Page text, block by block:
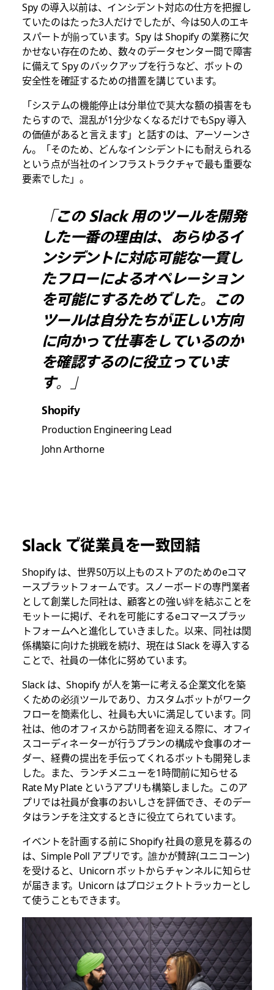
Spy の導入以前は、インシデント対応の仕方を把握し
ていたのはたった3人だけでしたが、今は50人のエキ
スパートが揃っています。Spy は Shopify の業務に欠
かせない存在のため、数々のデータセンター間で障害
に備えて Spy のバックアップを行うなど、ボットの
安全性を確証するための措置を講じています。
「システムの機能停止は分単位で莫大な額の損害をも
たらすので、混乱が1分少なくなるだけでもSpy 導入
の価値があると言えます」と話すのは、アーソーンさ
ん。「そのため、どんなインシデントにも耐えられる
という点が当社のインフラストラクチャで最も重要な
要素でした」。
「この Slack 用のツールを開発
した一番の理由は、あらゆるイ
ンシデントに対応可能な一貫し
たフローによるオペレーション
を可能にするためでした。この
ツールは自分たちが正しい方向
に向かって仕事をしているのか
を確認するのに役立っていま
す。」
Shopify
Production Engineering Lead
John Arthorne
Slack で従業員を一致団結
Shopify は、世界50万以上ものストアのためのeコマ
ースプラットフォームです。スノーボードの専門業者
として創業した同社は、顧客との強い絆を結ぶことを
モットーに掲げ、それを可能にするeコマースプラッ
トフォームへと進化していきました。以来、同社は関
係構築に向けた挑戦を続け、現在は Slack を導入する
ことで、社員の一体化に努めています。
Slack は、Shopify が人を第一に考える企業文化を築
くための必須ツールであり、カスタムボットがワーク
フローを簡素化し、社員も大いに満足しています。同
社は、他のオフィスから訪問者を迎える際に、オフィ
スコーディネーターが行うプランの構成や食事のオー
ダー、経費の提出を手伝ってくれるボットも開発しま
した。また、ランチメニューを1時間前に知らせる
Rate My Plate というアプリも構築しました。このア
プリでは社員が食事のおいしさを評価でき、そのデー
タはランチを注文するときに役立てられています。
イベントを計画する前に Shopify 社員の意見を募るの
は、Simple Poll アプリです。誰かが賛辞(ユニコーン)
を受けると、Unicorn ボットからチャンネルに知らせ
が届きます。Unicorn はプロジェクトトラッカーとし
て使うこともできます。